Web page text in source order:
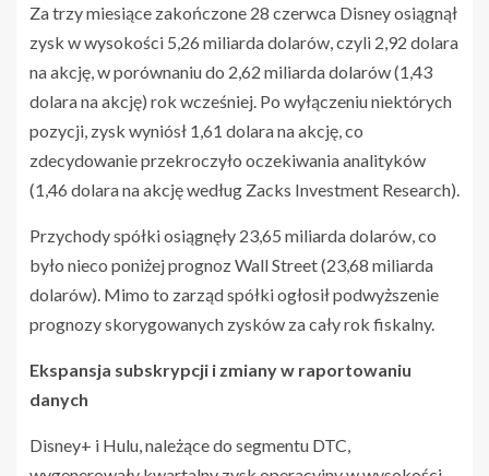
Za trzy miesiące zakończone 28 czerwca Disney osiągnął
zysk w wysokości 5,26 miliarda dolarów, czyli 2,92 dolara
na akcję, w porównaniu do 2,62 miliarda dolarów (1,43
dolara na akcję) rok wcześniej. Po wyłączeniu niektórych
pozycji, zysk wyniósł 1,61 dolara na akcję, co
zdecydowanie przekroczyło oczekiwania analityków
(1,46 dolara na akcję według Zacks Investment Research).
Przychody spółki osiągnęły 23,65 miliarda dolarów, co
było nieco poniżej prognoz Wall Street (23,68 miliarda
dolarów). Mimo to zarząd spółki ogłosił podwyższenie
prognozy skorygowanych zysków za cały rok fiskalny.
Ekspansja subskrypcji i zmiany w raportowaniu
danych
Disney+ i Hulu, należące do segmentu DTC,